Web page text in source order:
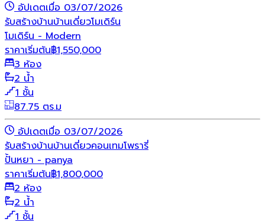
อัปเดตเมื่อ 03/07/2026
รับสร้างบ้านบ้านเดี่ยวโมเดิร์น
โมเดิร์น - Modern
ราคาเริ่มต้น฿1,550,000
3 ห้อง
2 น้ำ
1 ชั้น
87.75 ตร.ม
อัปเดตเมื่อ 03/07/2026
รับสร้างบ้านบ้านเดี่ยวคอนเทมโพรารี่
ปั้นหยา - panya
ราคาเริ่มต้น฿1,800,000
2 ห้อง
2 น้ำ
1 ชั้น